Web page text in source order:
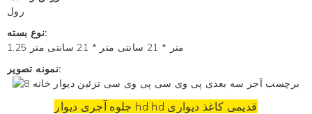
رول
نوع بسته:
1.25 متر * 21 سانتی متر * 21 سانتی متر
نمونه تصویر:
جلوه آجری دیوار hd hd قدیمی کاغذ دیواری